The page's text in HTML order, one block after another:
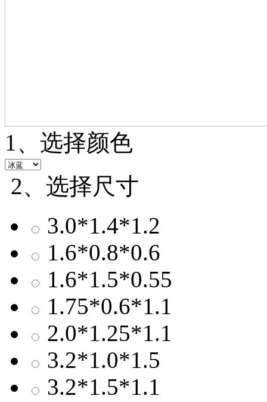
1、选择颜色
2、选择尺寸
3.0*1.4*1.2
1.6*0.8*0.6
1.6*1.5*0.55
1.75*0.6*1.1
2.0*1.25*1.1
3.2*1.0*1.5
3.2*1.5*1.1